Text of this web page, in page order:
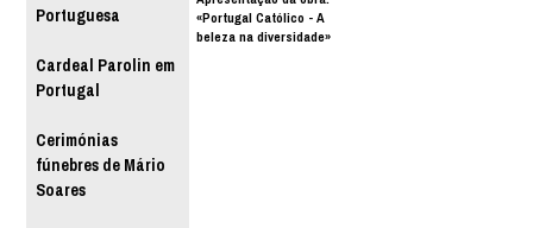
Portuguesa
Cardeal Parolin em
Portugal
Cerimónias
fúnebres de Mário
Soares
«Portugal Católico - A
beleza na diversidade»